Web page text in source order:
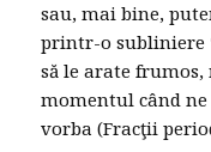
sau, mai bine,
printr-o subliniere
să le arate
momentul când
vorba (Fracţii